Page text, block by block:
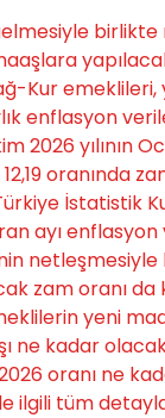
Kur emeklileri,
enflasyon
2026 yılının
oranında
İstatistik
ayı
zam oranı da
yeni
ne kadar
oranı ne
ilgili tüm